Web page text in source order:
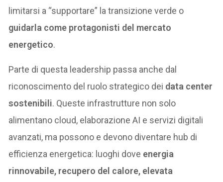
limitarsi a “supportare” la transizione verde o
guidarla come protagonisti del mercato
energetico.
Parte di questa leadership passa anche dal
riconoscimento del ruolo strategico dei data center
sostenibili. Queste infrastrutture non solo
alimentano cloud, elaborazione AI e servizi digitali
avanzati, ma possono e devono diventare hub di
efficienza energetica: luoghi dove energia
rinnovabile, recupero del calore, elevata